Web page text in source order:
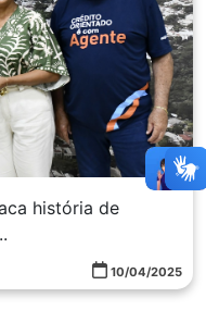
história de
10/04/2025